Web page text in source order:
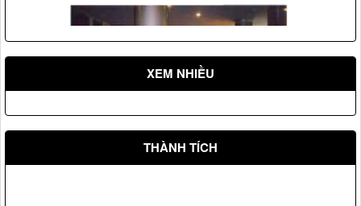
Vệ sỹ Võ Đường Ngọc Hòa bảo vệ Đ/c phó thủ tướng
Phạm Gia Khiêm(2005)
XEM NHIỀU
THÀNH TÍCH